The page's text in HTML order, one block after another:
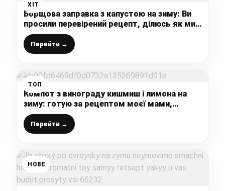
ХІТ
Борщова заправка з капустою на зиму: Ви
просили перевірений рецепт, ділюсь як ми
робимо таку заготовку саме з капустою,
виходить дуже смачно
Перейти →
ТОП
Компот з винограду кишмиш і лимона на
зиму: готую за рецептом моєї мами,
ароматний і дуже смачний
Перейти →
НОВЕ